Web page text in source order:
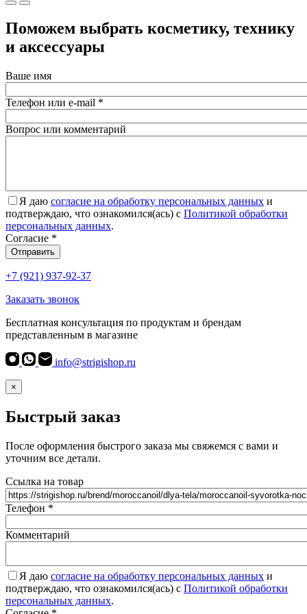
Поможем выбрать косметику, технику
и аксессуары
Ваше имя
Телефон или e-mail *
Вопрос или комментарий
Я даю согласие на обработку персональных данных и
подтверждаю, что ознакомился(ась) с Политикой обработки
персональных данных.
Согласие *
Отправить
+7 (921) 937-92-37
Заказать звонок
Бесплатная консультация по продуктам и брендам
представленным в магазине
info@strigishop.ru
×
Быстрый заказ
После оформления быстрого заказа мы свяжемся с вами и
уточним все детали.
Ссылка на товар
Телефон *
Комментарий
Я даю согласие на обработку персональных данных и
подтверждаю, что ознакомился(ась) с Политикой обработки
персональных данных.